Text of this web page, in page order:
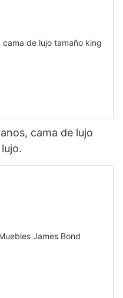
cama de lujo